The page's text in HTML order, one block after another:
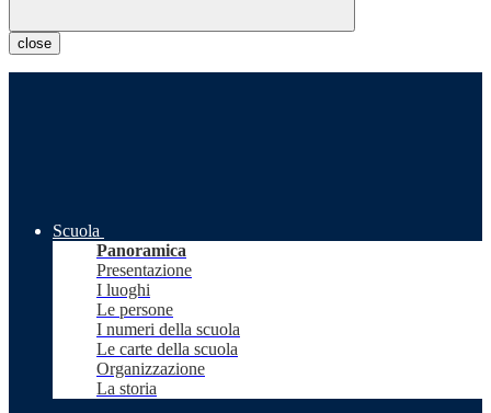
close
Scuola
Panoramica
Presentazione
I luoghi
Le persone
I numeri della scuola
Le carte della scuola
Organizzazione
La storia